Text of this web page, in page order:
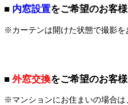
■ 内窓設置をご希望のお客様
※カーテンは開けた状態で撮影を
■ 外窓交換をご希望のお客様
※マンションにお住まいの場合は